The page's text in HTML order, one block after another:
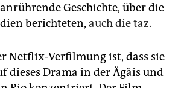
Geschichte, über die
berichteten, auch die taz.
Netflix-Verfilmung ist, dass sie
dieses Drama in der Ägäis und